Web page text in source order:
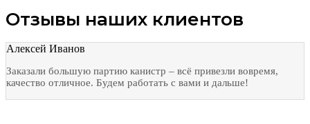
Отзывы наших клиентов
Алексей Иванов
Заказали большую партию канистр – всё привезли вовремя,
качество отличное. Будем работать с вами и дальше!